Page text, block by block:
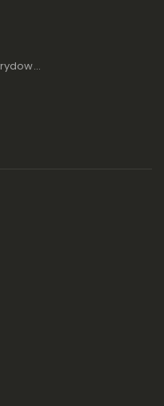
Elisium Lakier hybrydowy - 001 Peach pink 9g